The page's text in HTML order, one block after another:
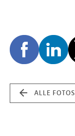
ALLE FOTOS